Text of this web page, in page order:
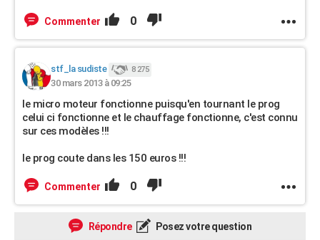
Commenter 0
stf_la sudiste 8 275
30 mars 2013 à 09:25
le micro moteur fonctionne puisqu'en tournant le prog
celui ci fonctionne et le chauffage fonctionne, c'est connu
sur ces modèles !!!
le prog coute dans les 150 euros !!!
Commenter 0
Répondre Posez votre question